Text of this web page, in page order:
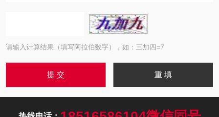
请输入计算结果（填写阿拉伯数字），如：三加四=7